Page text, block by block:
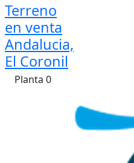
Terreno
en venta
Andalucia,
El Coronil
Planta 0